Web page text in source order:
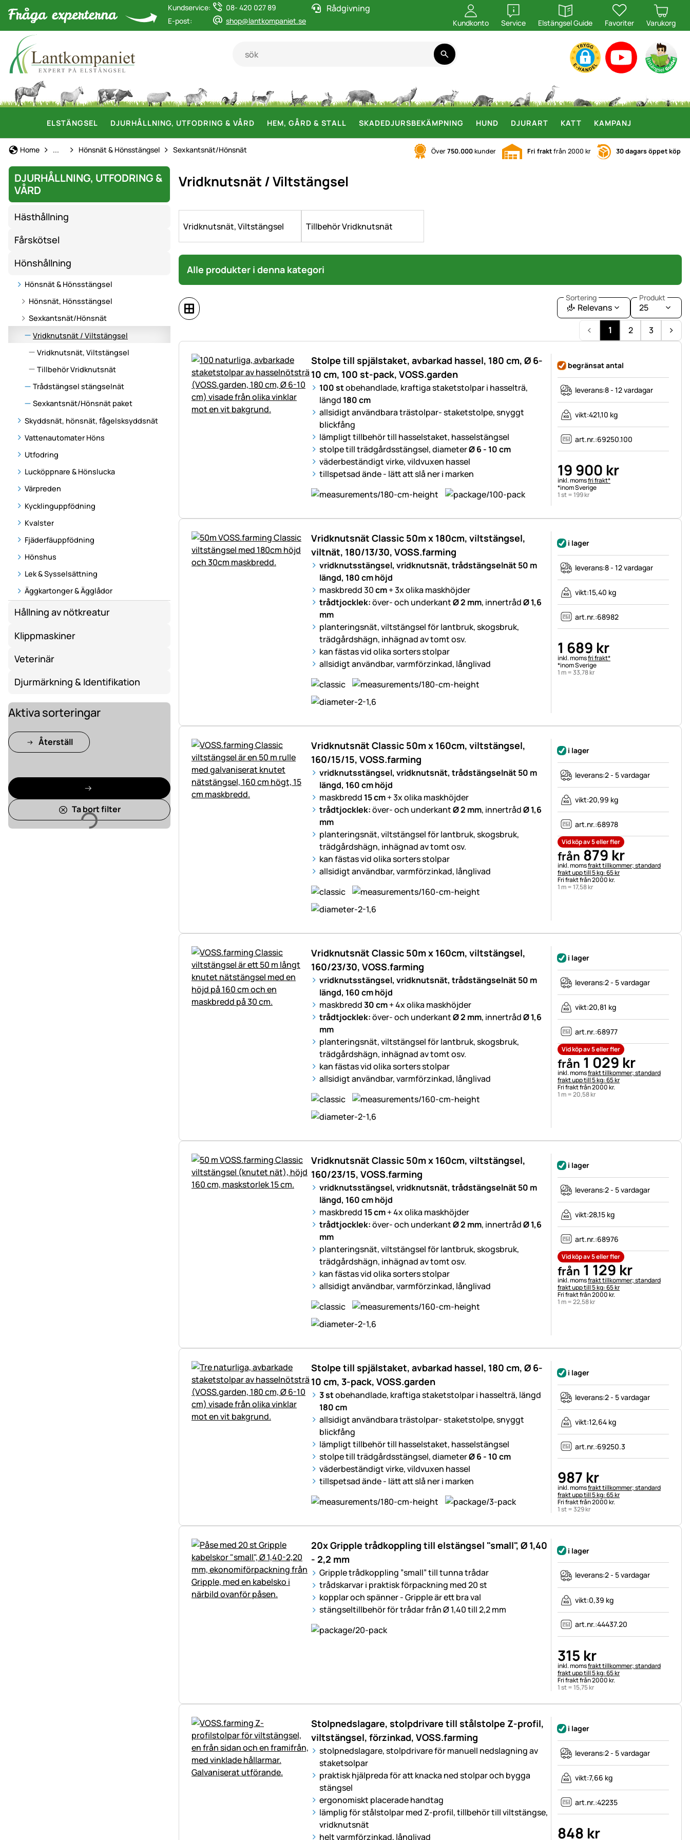
Kundservice:
08- 420 027 89
E-post:
shop@lantkompaniet.se
Rådgivning
Kundkonto Service
öppna
Elstängsel Guide
öppna
Favoriter Varukorg
ELSTÄNGSEL DJURHÅLLNING, UTFODRING & VÅRD HEM, GÅRD & STALL SKADEDJURSBEKÄMPNING HUND DJURART KATT KAMPANJ
Home Hönshållning
... Hönsnät & Hönsstängsel Sexkantsnät/Hönsnät Över750.000kunder Fri fraktfrån 2000 kr 30 dagars öppet köp
DJURHÅLLNING, UTFODRING &
VÅRD
Hästhållning
Fårskötsel
Hönshållning
Hönsnät & Hönsstängsel
Hönsnät, Hönsstängsel
Sexkantsnät/Hönsnät
Vridknutsnät / Viltstängsel
Vridknutsnät, Viltstängsel
Tillbehör Vridknutsnät
Trådstängsel stängselnät
Sexkantsnät/Hönsnät paket
Skyddsnät, hönsnät, fågelsksyddsnät
Vattenautomater Höns
Utfodring
Lucköppnare & Hönslucka
Värpreden
Kycklinguppfödning
Kvalster
Fjäderfäuppfödning
Hönshus
Lek & Sysselsättning
Äggkartonger & Ägglådor
Hållning av nötkreatur
Klippmaskiner
Veterinär
Djurmärkning & Identifikation
Laddar
Aktiva sorteringar
Återställ
Ta bort filter
Vridknutsnät / Viltstängsel
Vridknutsnät, Viltstängsel Tillbehör Vridknutsnät
Alle produkter i denna kategori
Sortering
Relevans
Produkt
25
1
2 3
Stolpe till spjälstaket, avbarkad hassel, 180 cm, Ø 6-
10 cm, 100 st-pack, VOSS.garden
100 stobehandlade, kraftiga staketstolpar i hasselträ,
längd 180 cm
allsidigt användbara trästolpar- staketstolpe, snyggt
blickfång
lämpligt tillbehör till hasselstaket, hasselstängsel
stolpe till trädgårdsstängsel, diameterØ 6 - 10 cm
väderbeständigt virke, vildvuxen hassel
tillspetsad ände - lätt att slå ner i marken
begränsat antal
leverans:8 - 12 vardagar
vikt:421,10 kg
art.nr.:69250.100
19 900 kr
Skatteinformation:
inkl. momsfri frakt*
*inom Sverige
1 st =199kr
Vridknutsnät Classic 50m x 180cm, viltstängsel,
viltnät, 180/13/30, VOSS.farming
vridknutsstängsel, vridknutsnät, trådstängselnät 50 m
längd, 180 cm höjd
maskbredd 30cm+ 3x olika maskhöjder
trådtjocklek:över- och underkantØ 2 mm, innertrådØ 1,6
mm
planteringsnät, viltstängsel för lantbruk, skogsbruk,
trädgårdshägn, inhägnad av tomt osv.
kan fästas vid olika sorters stolpar
allsidigt användbar, varmförzinkad, långlivad
i lager
leverans:8 - 12 vardagar
vikt:15,40 kg
art.nr.:68982
1 689 kr
Skatteinformation:
inkl. momsfri frakt*
*inom Sverige
1 m =33,78kr
Vridknutsnät Classic 50m x 160cm, viltstängsel,
160/15/15, VOSS.farming
vridknutsstängsel, vridknutsnät, trådstängselnät 50 m
längd, 160 cm höjd
maskbredd 15 cm+ 3x olika maskhöjder
trådtjocklek:över- och underkantØ 2 mm, innertrådØ 1,6
mm
planteringsnät, viltstängsel för lantbruk, skogsbruk,
trädgårdshägn, inhägnad av tomt osv.
kan fästas vid olika sorters stolpar
allsidigt användbar, varmförzinkad, långlivad
i lager
leverans:2 - 5 vardagar
vikt:20,99 kg
art.nr.:68978
Vid köp av 5 eller fler
från 879 kr
Skatteinformation:
inkl. momsfrakt tillkommer; standard
frakt upp till 5 kg: 65 kr
Fri frakt från 2000 kr.
1 m =17,58kr
Vridknutsnät Classic 50m x 160cm, viltstängsel,
160/23/30, VOSS.farming
vridknutsstängsel, vridknutsnät, trådstängselnät 50 m
längd, 160 cm höjd
maskbredd30 cm+ 4x olika maskhöjder
trådtjocklek:över- och underkantØ 2 mm, innertrådØ 1,6
mm
planteringsnät, viltstängsel för lantbruk, skogsbruk,
trädgårdshägn, inhägnad av tomt osv.
kan fästas vid olika sorters stolpar
allsidigt användbar, varmförzinkad, långlivad
i lager
leverans:2 - 5 vardagar
vikt:20,81 kg
art.nr.:68977
Vid köp av 5 eller fler
från 1 029 kr
Skatteinformation:
inkl. momsfrakt tillkommer; standard
frakt upp till 5 kg: 65 kr
Fri frakt från 2000 kr.
1 m =20,58kr
Vridknutsnät Classic 50m x 160cm, viltstängsel,
160/23/15, VOSS.farming
vridknutsstängsel, vridknutsnät, trådstängselnät 50 m
längd, 160 cm höjd
maskbredd 15 cm+ 4x olika maskhöjder
trådtjocklek:över- och underkantØ 2 mm, innertrådØ 1,6
mm
planteringsnät, viltstängsel för lantbruk, skogsbruk,
trädgårdshägn, inhägnad av tomt osv.
kan fästas vid olika sorters stolpar
allsidigt användbar, varmförzinkad, långlivad
i lager
leverans:2 - 5 vardagar
vikt:28,15 kg
art.nr.:68976
Vid köp av 5 eller fler
från 1 129 kr
Skatteinformation:
inkl. momsfrakt tillkommer; standard
frakt upp till 5 kg: 65 kr
Fri frakt från 2000 kr.
1 m =22,58kr
Stolpe till spjälstaket, avbarkad hassel, 180 cm, Ø 6-
10 cm, 3-pack, VOSS.garden
3 stobehandlade, kraftiga staketstolpar i hasselträ, längd
180 cm
allsidigt användbara trästolpar- staketstolpe, snyggt
blickfång
lämpligt tillbehör till hasselstaket, hasselstängsel
stolpe till trädgårdsstängsel, diameterØ 6 - 10 cm
väderbeständigt virke, vildvuxen hassel
tillspetsad ände - lätt att slå ner i marken
i lager
leverans:2 - 5 vardagar
vikt:12,64 kg
art.nr.:69250.3
987 kr
Skatteinformation:
inkl. momsfrakt tillkommer; standard
frakt upp till 5 kg: 65 kr
Fri frakt från 2000 kr.
1 st =329kr
20x Gripple trådkoppling till elstängsel "small", Ø 1,40
- 2,2 mm
Gripple trådkoppling ”small” till tunna trådar
trådskarvar i praktisk förpackning med 20 st
kopplar och spänner - Gripple är ett bra val
stängseltillbehör för trådar från Ø 1,40 till 2,2 mm
i lager
leverans:2 - 5 vardagar
vikt:0,39 kg
art.nr.:44437.20
315 kr
Skatteinformation:
inkl. momsfrakt tillkommer; standard
frakt upp till 5 kg: 65 kr
Fri frakt från 2000 kr.
1 st =15,75kr
Stolpnedslagare, stolpdrivare till stålstolpe Z-profil,
viltstängsel, förzinkad, VOSS.farming
stolpnedslagare, stolpdrivare för manuell nedslagning av
staketsolpar
praktisk hjälpreda för att knacka ned stolpar och bygga
stängsel
ergonomiskt placerade handtag
lämplig för stålstolpar med Z-profil, tillbehör till viltstängse,
vridknutsnät
helt varmförzinkad, långlivad
i lager
leverans:2 - 5 vardagar
vikt:7,66 kg
art.nr.:42235
848 kr